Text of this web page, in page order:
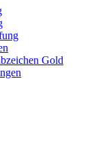
Gold